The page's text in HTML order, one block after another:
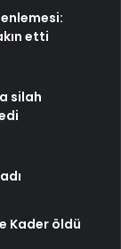
etti
silah
Kader öldü